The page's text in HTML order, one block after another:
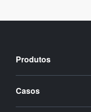
Produtos
Casos